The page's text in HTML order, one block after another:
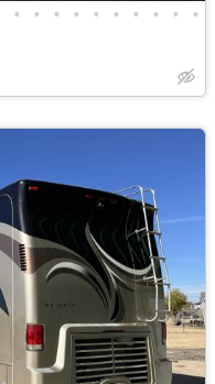
• • • • • • • • • •